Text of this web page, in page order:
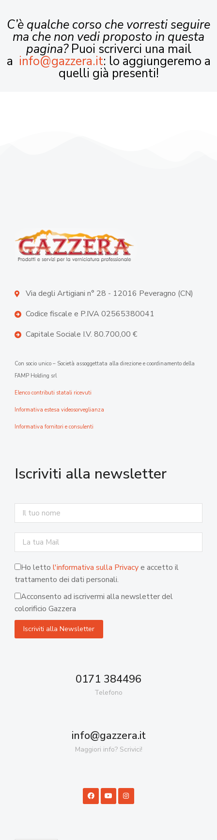
C’è qualche corso che vorresti seguire
ma che non vedi proposto in questa
pagina?Puoi scriverci una mail
a info@gazzera.it: lo aggiungeremo a
quelli già presenti!
Via degli Artigiani n° 28 - 12016 Peveragno (CN)
Codice fiscale e P.IVA 02565380041
Capitale Sociale I.V. 80.700,00 €
Con socio unico – Società assoggettata alla direzione e coordinamento della
FAMP Holding srl
Elenco contributi statali ricevuti
Informativa estesa videosorveglianza
Informativa fornitori e consulenti
Iscriviti alla newsletter
Ho letto l'informativa sulla Privacye accetto il
trattamento dei dati personali.
Acconsento ad iscrivermi alla newsletter del
colorificio Gazzera
0171 384496
Telefono
info@gazzera.it
Maggiori info? Scrivici!